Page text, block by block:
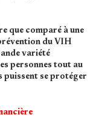
que comparé à une
du VIH
variété
personnes tout au
puissent se protéger